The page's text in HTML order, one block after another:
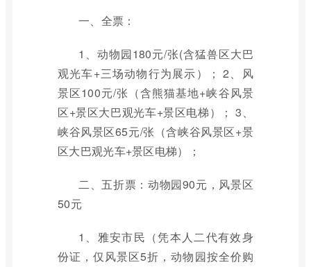
一、全票：
1、动物园180元/张(含猛兽区大巴
观光车+三场动物行为展示）； 2、风
景区100元/张（含熊猫基地+峡谷风景
区+景区大巴观光车+景区电梯）； 3、
峡谷风景区65元/张（含峡谷风景区+景
区大巴观光车+景区电梯）；
二、五折票：动物园90元，风景区
50元
1、雅安市民（凭本人二代有效身
份证，仅风景区5折，动物园按全价购